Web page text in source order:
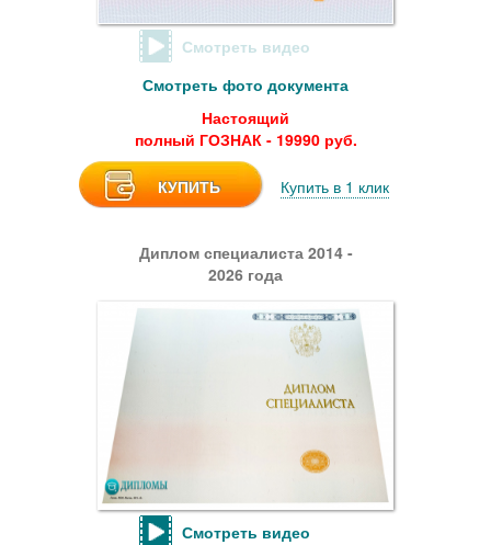
Смотреть видео
Смотреть фото документа
Настоящий
полный ГОЗНАК - 19990 руб.
КУПИТЬ Купить в 1 клик
Диплом специалиста 2014 -
2026 года
Смотреть видео